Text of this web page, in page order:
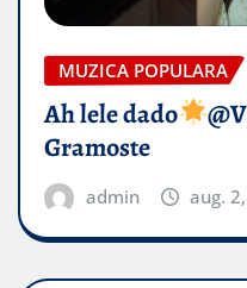
MUZICA POPULARA
Ah lele dado​
Gramoste
admin aug.